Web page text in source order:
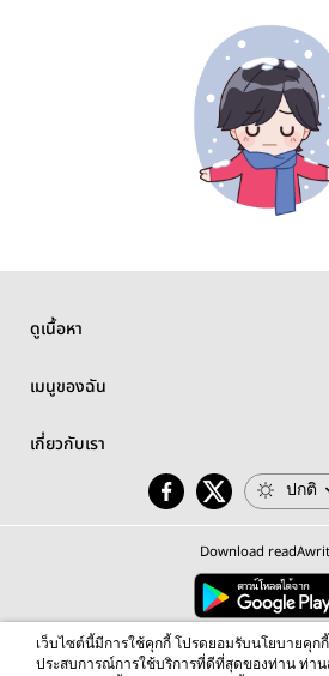
ดูเนื้อหา
เมนูของฉัน
เกี่ยวกับเรา
ปกติ
Download
© 2026 readAwrite.com by MEB Corporation
This site is protected by reCAPTCHA and the Google Privacy
เว็บไซต์นี้มีการใช้คุกกี้ โปรดยอมรับนโยบายคุก
ประสบการณ์การใช้บริการที่ดีที่สุดของท่าน ท่าน